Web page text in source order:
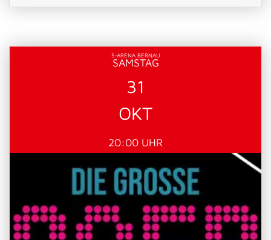
S-ARENA BERNAU
SAMSTAG
31
OKT
20:00 UHR